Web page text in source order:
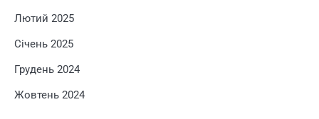
Лютий 2025
Січень 2025
Грудень 2024
Жовтень 2024